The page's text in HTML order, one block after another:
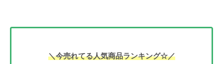
＼今売れてる人気商品ランキング☆／